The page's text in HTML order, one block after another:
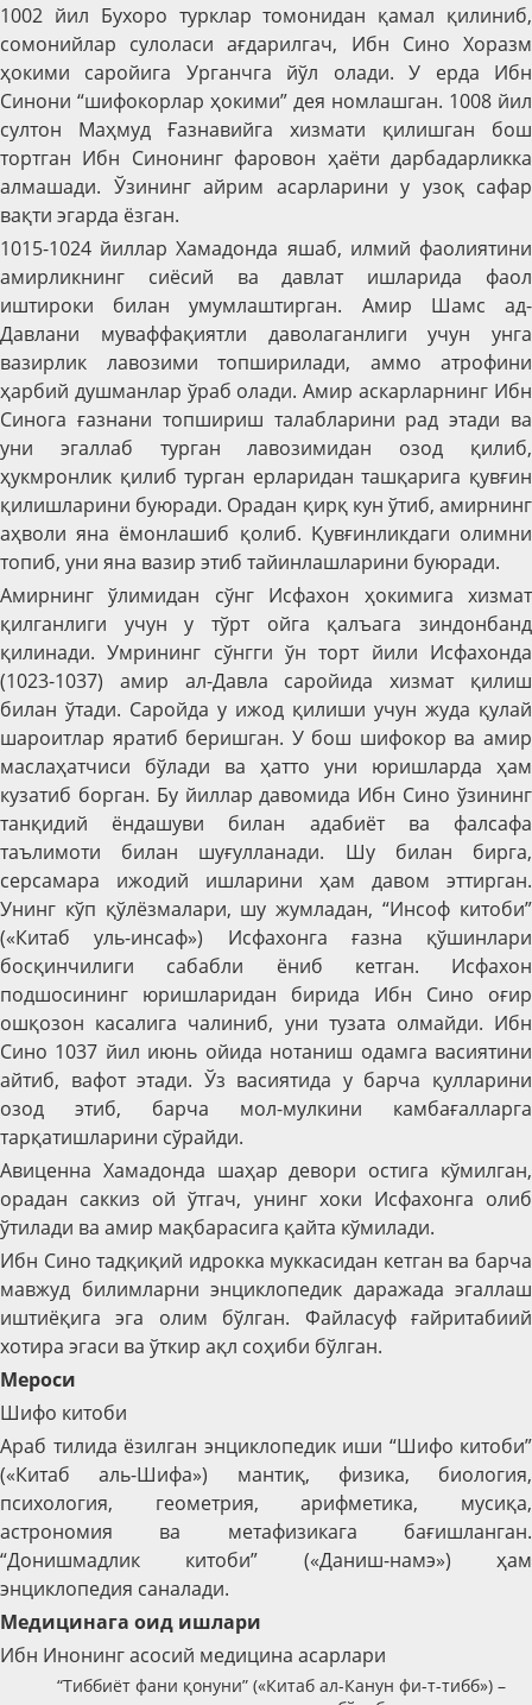
1002 йил Бухоро турклар томонидан қамал қилиниб,
сомонийлар сулоласи ағдарилгач, Ибн Сино Хоразм
ҳокими саройига Урганчга йўл олади. У ерда Ибн
Синони “шифокорлар ҳокими” дея номлашган. 1008 йил
султон Маҳмуд Ғазнавийга хизмати қилишган бош
тортган Ибн Синонинг фаровон ҳаёти дарбадарликка
алмашади. Ўзининг айрим асарларини у узоқ сафар
вақти эгарда ёзган.
1015-1024 йиллар Хамадонда яшаб, илмий фаолиятини
амирликнинг сиёсий ва давлат ишларида фаол
иштироки билан умумлаштирган. Амир Шамс ад-
Давлани муваффақиятли даволаганлиги учун унга
вазирлик лавозими топширилади, аммо атрофини
ҳарбий душманлар ўраб олади. Амир аскарларнинг Ибн
Синога ғазнани топшириш талабларини рад этади ва
уни эгаллаб турган лавозимидан озод қилиб,
ҳукмронлик қилиб турган ерларидан ташқарига қувғин
қилишларини буюради. Орадан қирқ кун ўтиб, амирнинг
аҳволи яна ёмонлашиб қолиб. Қувғинликдаги олимни
топиб, уни яна вазир этиб тайинлашларини буюради.
Амирнинг ўлимидан сўнг Исфахон ҳокимига хизмат
қилганлиги учун у тўрт ойга қалъага зиндонбанд
қилинади. Умрининг сўнгги ўн торт йили Исфахонда
(1023-1037) амир ал-Давла саройида хизмат қилиш
билан ўтади. Саройда у ижод қилиши учун жуда қулай
шароитлар яратиб беришган. У бош шифокор ва амир
маслаҳатчиси бўлади ва ҳатто уни юришларда ҳам
кузатиб борган. Бу йиллар давомида Ибн Сино ўзининг
танқидий ёндашуви билан адабиёт ва фалсафа
таълимоти билан шуғулланади. Шу билан бирга,
серсамара ижодий ишларини ҳам давом эттирган.
Унинг кўп қўлёзмалари, шу жумладан, “Инсоф китоби”
(«Китаб уль-инсаф») Исфахонга ғазна қўшинлари
босқинчилиги сабабли ёниб кетган. Исфахон
подшосининг юришларидан бирида Ибн Сино оғир
ошқозон касалига чалиниб, уни тузата олмайди. Ибн
Сино 1037 йил июнь ойида нотаниш одамга васиятини
айтиб, вафот этади. Ўз васиятида у барча қулларини
озод этиб, барча мол-мулкини камбағалларга
тарқатишларини сўрайди.
Авиценна Хамадонда шаҳар девори остига кўмилган,
орадан саккиз ой ўтгач, унинг хоки Исфахонга олиб
ўтилади ва амир мақбарасига қайта кўмилади.
Ибн Сино тадқиқий идрокка муккасидан кетган ва барча
мавжуд билимларни энциклопедик даражада эгаллаш
иштиёқига эга олим бўлган. Файласуф ғайритабиий
хотира эгаси ва ўткир ақл соҳиби бўлган.
Мероси
Шифо китоби
Араб тилида ёзилган энциклопедик иши “Шифо китоби”
(«Китаб аль-Шифа») мантиқ, физика, биология,
психология, геометрия, арифметика, мусиқа,
астрономия ва метафизикага бағишланган.
“Донишмадлик китоби” («Даниш-намэ») ҳам
энциклопедия саналади.
Медицинага оид ишлари
Ибн Инонинг асосий медицина асарлари
“Тиббиёт фани қонуни” («Китаб ал-Канун фи-т-тибб») –